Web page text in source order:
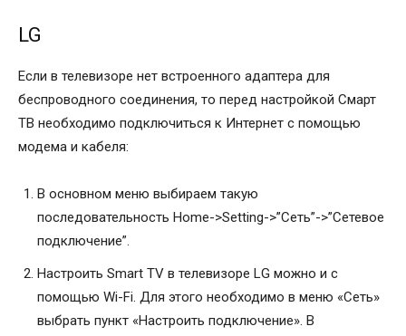
LG
Если в телевизоре нет встроенного адаптера для
беспроводного соединения, то перед настройкой Смарт
ТВ необходимо подключиться к Интернет с помощью
модема и кабеля:
В основном меню выбираем такую
последовательность Home->Setting->”Сеть”->”Сетевое
подключение”.
Настроить Smart TV в телевизоре LG можно и с
помощью Wi-Fi. Для этого необходимо в меню «Сеть»
выбрать пункт «Настроить подключение». В